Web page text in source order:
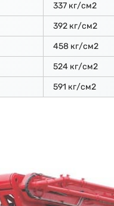
337 кг/см2
392 кг/см2
458 кг/см2
524 кг/см2
591 кг/см2